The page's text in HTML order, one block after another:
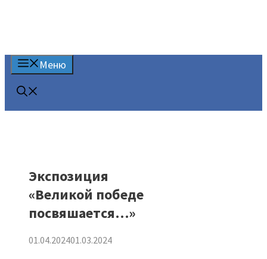
Меню
Экспозиция
«Великой победе
посвяшается…»
01.04.202401.03.2024